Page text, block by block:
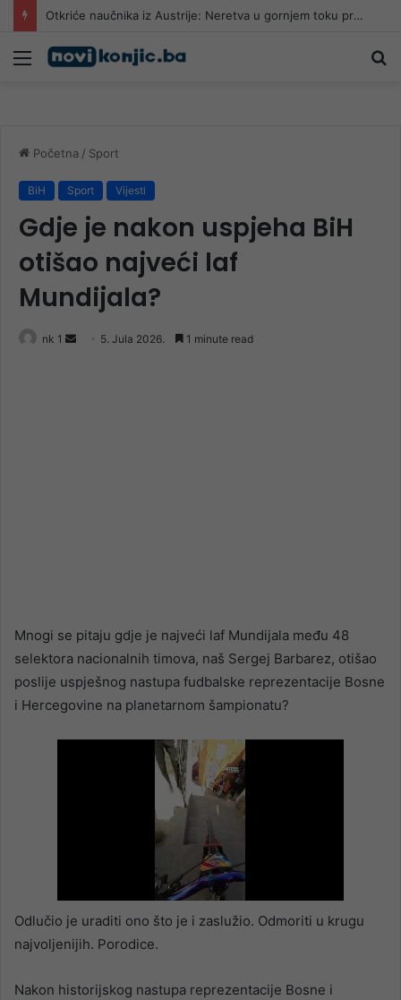
Sve više povrijeđenih na romobilima u HNK: Ljekari upozoravaju da najčešće stradaju djeca
Meni
Početna / Sport
BiH Sport Vijesti
Gdje je nakon uspjeha BiH
otišao najveći laf
Mundijala?
nk 1
Send 5. Jula 2026. 1 minute read
Mnogi se pitaju gdje je najveći laf Mundijala među 48
selektora nacionalnih timova, naš Sergej Barbarez, otišao
poslije uspješnog nastupa fudbalske reprezentacije Bosne
i Hercegovine na planetarnom šampionatu?
Odlučio je uraditi ono što je i zaslužio. Odmoriti u krugu
najvoljenijih. Porodice.
Nakon historijskog nastupa reprezentacije Bosne i